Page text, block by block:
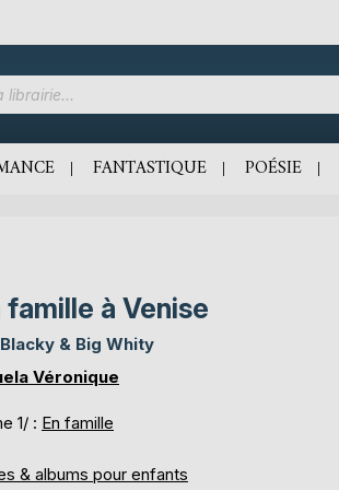
FANTASTIQUE POÉSIE
famille à Venise
& Big Whity
Véronique
1/ : En famille
& albums pour enfants